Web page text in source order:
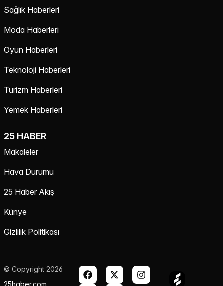
Sağlık Haberleri
Moda Haberleri
Oyun Haberleri
Teknoloji Haberleri
Turizm Haberleri
Yemek Haberleri
25 HABER
Makaleler
Hava Durumu
25 Haber Akış
Künye
Gizlilik Politikası
© Copyright 2026
25haber.com